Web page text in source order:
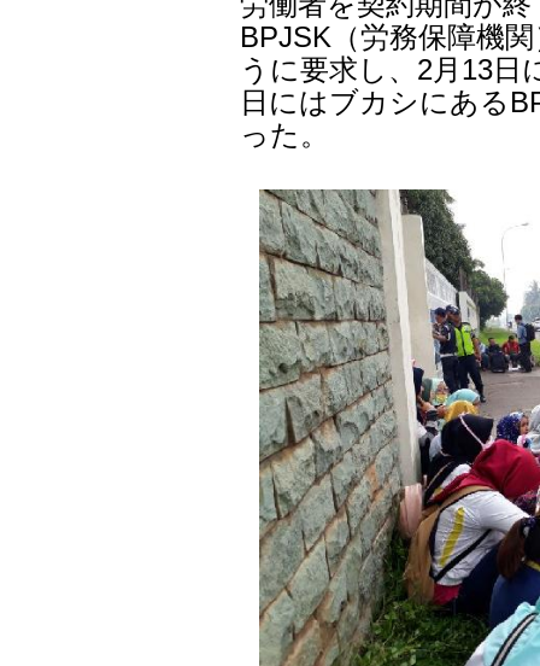
BPJSK（労務保障機
うに要求し、2月13日
日にはブカシにある
った。